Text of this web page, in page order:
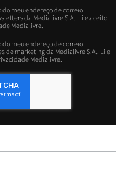
meu endereço de correio
da Medialivre S.A.. Li e aceito
Medialivre.
meu endereço de correio
de marketing da Medialivre S.A.. Li e
Medialivre.